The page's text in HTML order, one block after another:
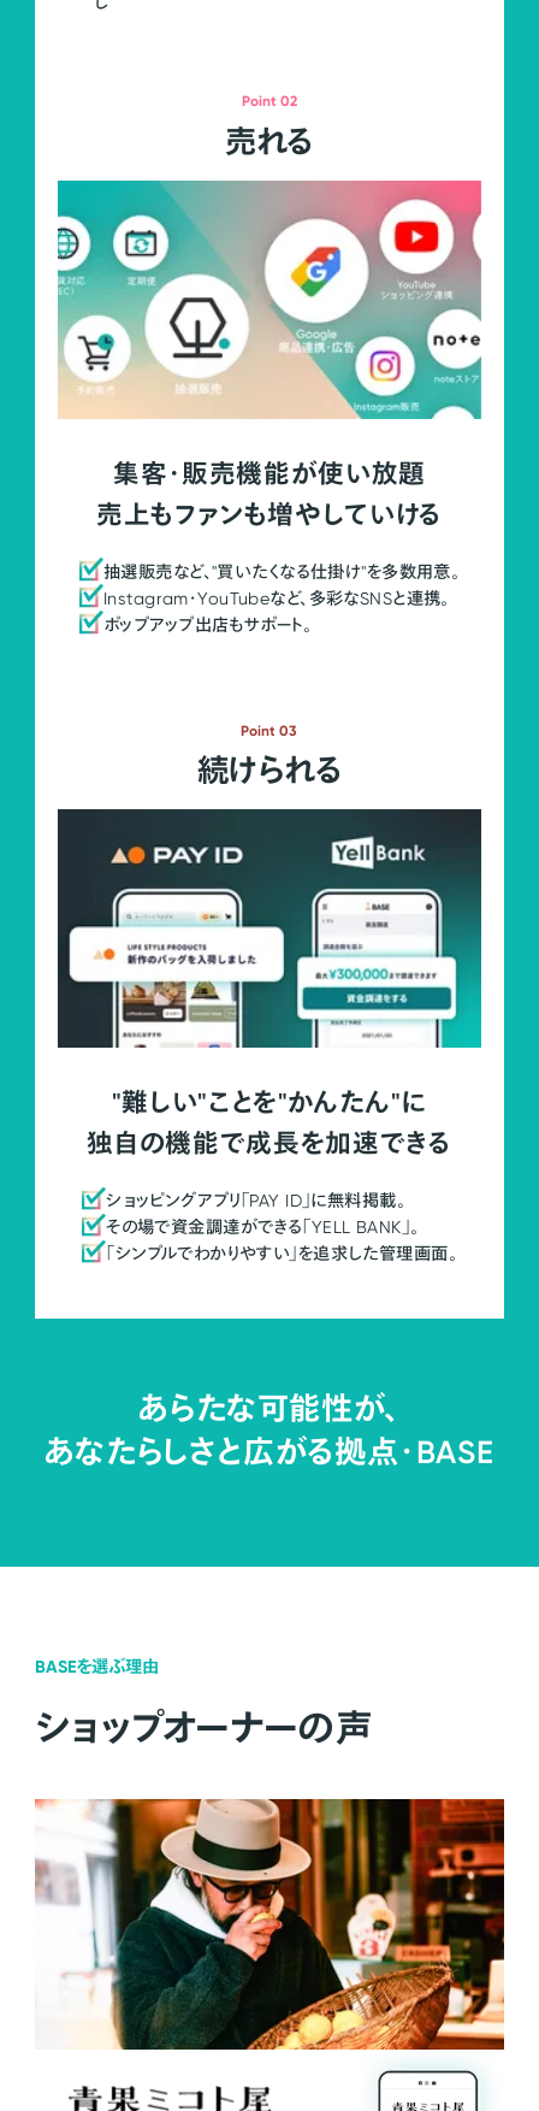
Point 02
売れる
集客・販売機能が使い放題
売上もファンも増やしていける
抽選販売など、"買いたくなる仕掛け"を多数用意。
Instagram・YouTubeなど、多彩なSNSと連携。
ポップアップ出店もサポート。
Point 03
続けられる
"難しい"ことを"かんたん"に
独自の機能で成長を加速できる
ショッピングアプリ「PAY ID」に無料掲載。
その場で資金調達ができる「YELL BANK」。
「シンプルでわかりやすい」を追求した管理画面。
あらたな可能性が、
あなたらしさと広がる拠点・BASE
BASEを選ぶ理由
ショップオーナーの声